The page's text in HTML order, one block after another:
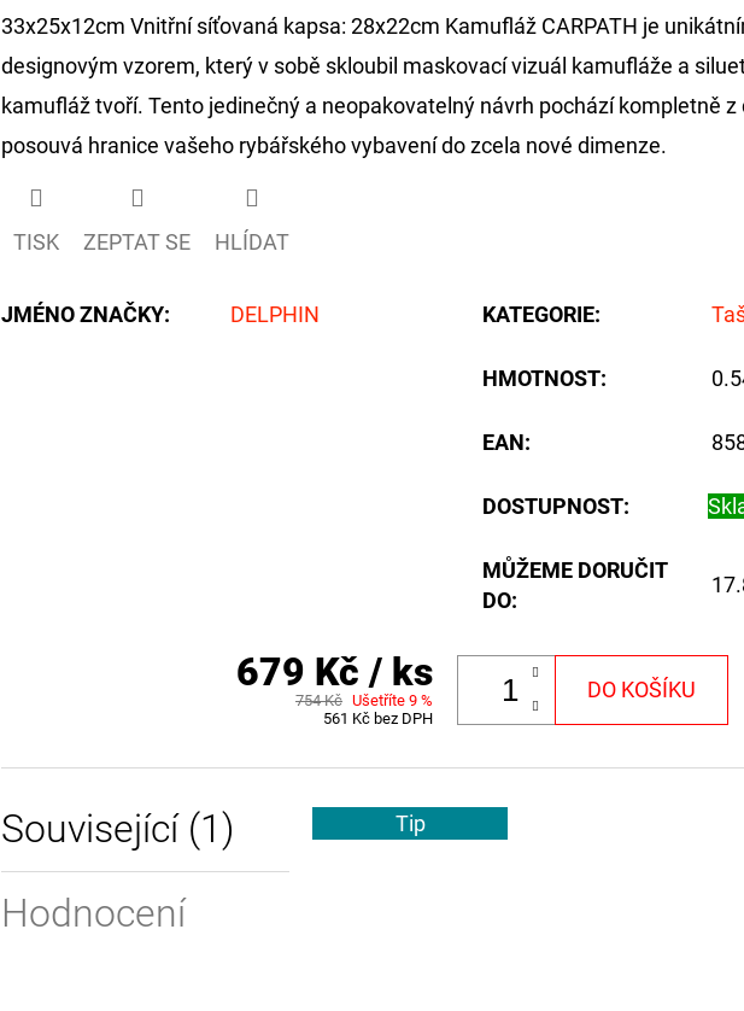
33x25x12cm Vnitřní síťovaná kapsa: 28x22cm Kamufláž CARPATH je
designovým vzorem, který v sobě skloubil maskovací vizuál kamufláže a
kamufláž tvoří. Tento jedinečný a neopakovatelný návrh pochází kompletně z
posouvá hranice vašeho rybářského vybavení do zcela nové dimenze.
TISK ZEPTAT SE HLÍDAT
JMÉNO ZNAČKY: DELPHIN KATEGORIE:
HMOTNOST:
EAN:
DOSTUPNOST:
MŮŽEME DORUČIT
DO:
679 Kč / ks
754 Kč Ušetříte 9 %
561 Kč bez DPH
DO KOŠÍKU
Související (1)
Hodnocení
Tip